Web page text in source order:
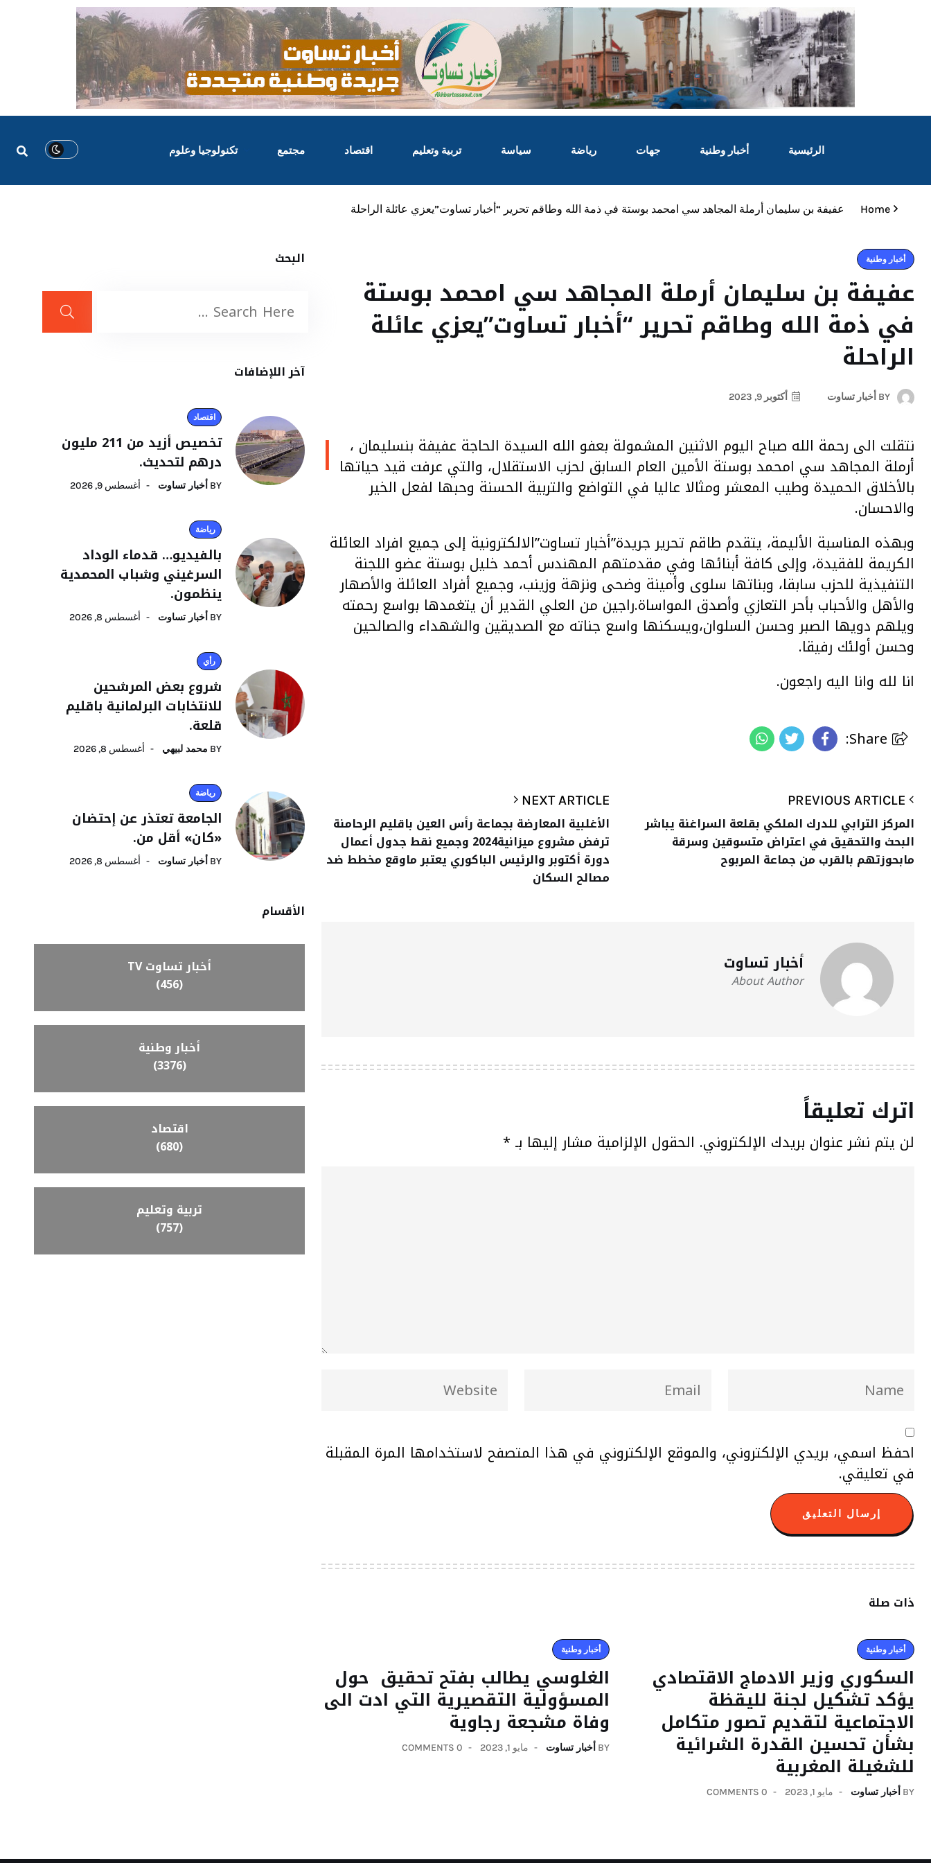
الرئيسية أخبار وطنية جهات رياضة سياسة تربية وتعليم اقتصاد مجتمع تكنولوجيا وعلوم
Home عفيفة بن سليمان أرملة المجاهد سي امحمد بوستة في ذمة الله وطاقم تحرير “أخبار تساوت”يعزي عائلة الراحلة
أخبار وطنية
عفيفة بن سليمان أرملة المجاهد سي امحمد بوستة
في ذمة الله وطاقم تحرير “أخبار تساوت”يعزي عائلة
الراحلة
BY أخبار تساوت أكتوبر 9, 2023
ا نتقلت الى رحمة الله صباح اليوم الاثنين المشمولة بعفو الله السيدة الحاجة عفيفة بنسليمان ،
أرملة المجاهد سي امحمد بوستة الأمين العام السابق لحزب الاستقلال، والتي عرفت قيد حياتها
بالأخلاق الحميدة وطيب المعشر ومثالا عاليا في التواضع والتربية الحسنة وحبها لفعل الخير
والاحسان.
وبهذه المناسبة الأليمة، يتقدم طاقم تحرير جريدة”أخبار تساوت”الالكترونية إلى جميع افراد العائلة
الكريمة للفقيدة، وإلى كافة أبنائها وفي مقدمتهم المهندس أحمد خليل بوستة عضو اللجنة
التنفيذية للحزب سابقا، وبناتها سلوى وأمينة وضحى ونزهة وزينب، وجميع أفراد العائلة والأصهار
والأهل والأحباب بأحر التعازي وأصدق المواساة.راجين من العلي القدير أن يتغمدها بواسع رحمته
ويلهم دويها الصبر وحسن السلوان،ويسكنها واسع جناته مع الصديقين والشهداء والصالحين
وحسن أولئك رفيقا.
انا لله وانا اليه راجعون.
المركز الترابي للدرك الملكي بقلعة السراغنة يباشر
البحث والتحقيق في اعتراض متسوقين وسرقة
مابحوزتهم بالقرب من جماعة المربوح
NEXT ARTICLE
الأغلبية المعارضة بجماعة رأس العين باقليم الرحامنة
ترفض مشروع ميزانية2024 وجميع نقط جدول أعمال
دورة أكتوبر والرئيس الباكوري يعتبر ماوقع مخطط ضد
مصالح السكان
أخبار تساوت
About Author
اترك تعليقاً
لن يتم نشر عنوان بريدك الإلكتروني. الحقول الإلزامية مشار إليها بـ *
احفظ اسمي، بريدي الإلكتروني، والموقع الإلكتروني في هذا المتصفح لاستخدامها المرة المقبلة
في تعليقي.
ذات صلة
أخبار وطنية
السكوري وزير الادماج الاقتصادي
يؤكد تشكيل لجنة لليقظة
الاجتماعية لتقديم تصور متكامل
بشأن تحسين القدرة الشرائية
للشغيلة المغربية
BY أخبار تساوت مايو 1, 2023 0 COMMENTS
أخبار وطنية
الغلوسي يطالب بفتح تحقيق حول
المسؤولية التقصيرية التي ادت الى
وفاة مشجعة رجاوية
BY أخبار تساوت مايو 1, 2023 0 COMMENTS
البحث
آخر اللإضافات
اقتصاد
تخصيص أزيد من 211 مليون
درهم لتحديث.
BY أخبار تساوت أغسطس 9, 2026
رياضة
بالفيديو… قدماء الوداد
السرغيني وشباب المحمدية
ينظمون.
BY أخبار تساوت أغسطس 8, 2026
رأي
شروع بعض المرشحين
للانتخابات البرلمانية باقليم
قلعة.
BY محمد لبيهي أغسطس 8, 2026
رياضة
الجامعة تعتذر عن إحتضان
«كان» أقل من.
BY أخبار تساوت أغسطس 8, 2026
الأقسام
أخبار تساوت TV
(456)
أخبار وطنية
(3376)
اقتصاد
(680)
تربية وتعليم
(757)